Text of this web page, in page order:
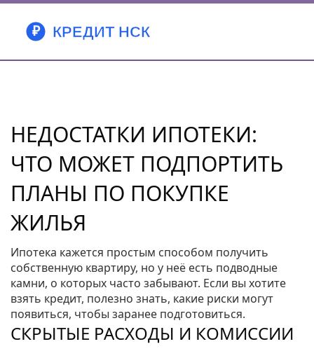
НЕДОСТАТКИ ИПОТЕКИ:
ЧТО МОЖЕТ ПОДПОРТИТЬ
ПЛАНЫ ПО ПОКУПКЕ
ЖИЛЬЯ
Ипотека кажется простым способом получить
собственную квартиру, но у неё есть подводные
камни, о которых часто забывают. Если вы хотите
взять кредит, полезно знать, какие риски могут
появиться, чтобы заранее подготовиться.
СКРЫТЫЕ РАСХОДЫ И КОМИССИИ